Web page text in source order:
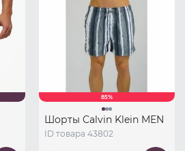
85%
Шорты Calvin Klein MEN
ID товара 43802